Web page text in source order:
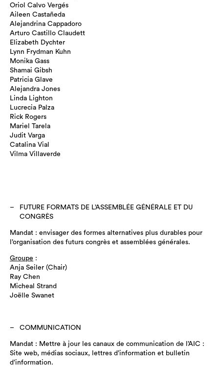
Oriol Calvo Vergés
Aileen Castañeda
Alejandrina Cappadoro
Arturo Castillo Claudett
Elizabeth Dychter
Lynn Frydman Kuhn
Monika Gass
Shamai Gibsh
Patricia Glave
Alejandra Jones
Linda Lighton
Lucrecia Palza
Rick Rogers
Mariel Tarela
Judit Varga
Catalina Vial
Vilma Villaverde
FUTURE FORMATS DE L’ASSEMBLÉE GÉNÉRALE ET DU
CONGRÈS
Mandat : envisager des formes alternatives plus durables pour
l’organisation des futurs congrès et assemblées générales.
Groupe :
Anja Seiler (Chair)
Ray Chen
Micheal Strand
Joëlle Swanet
COMMUNICATION
Mandat : Mettre à jour les canaux de communication de l’AIC :
Site web, médias sociaux, lettres d’information et bulletin
d’information.